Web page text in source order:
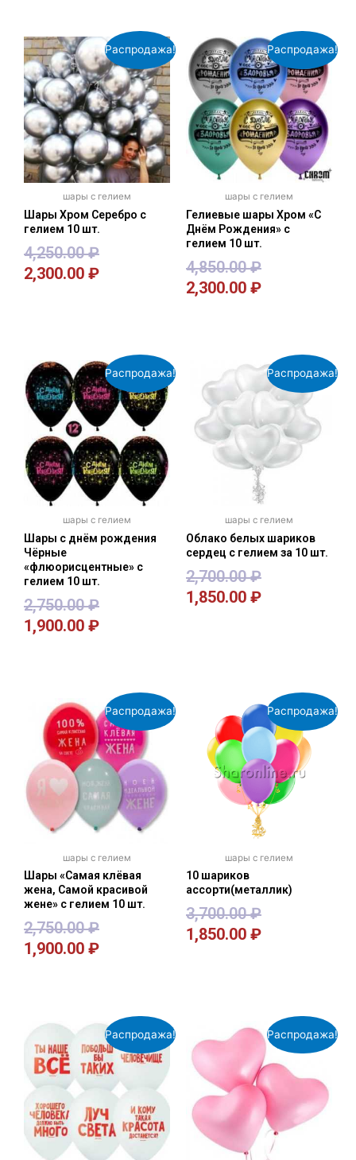
Распродажа!
шары с гелием
Шары Хром Серебро с
гелием 10 шт.
4,250.00₽
2,300.00 ₽
Распродажа!
шары с гелием
Гелиевые шары Хром «С
Днём Рождения» с
гелием 10 шт.
4,850.00₽
2,300.00 ₽
Распродажа!
шары с гелием
Шары с днём рождения
Чёрные
«флюорисцентные» с
гелием 10 шт.
2,750.00₽
1,900.00 ₽
Распродажа!
шары с гелием
Облако белых шариков
сердец с гелием за 10 шт.
2,700.00₽
1,850.00 ₽
Распродажа!
шары с гелием
Шары «Самая клёвая
жена, Самой красивой
жене» с гелием 10 шт.
2,750.00₽
1,900.00 ₽
Распродажа!
шары с гелием
10 шариков
ассорти(металлик)
3,700.00₽
1,850.00 ₽
Распродажа! Распродажа!